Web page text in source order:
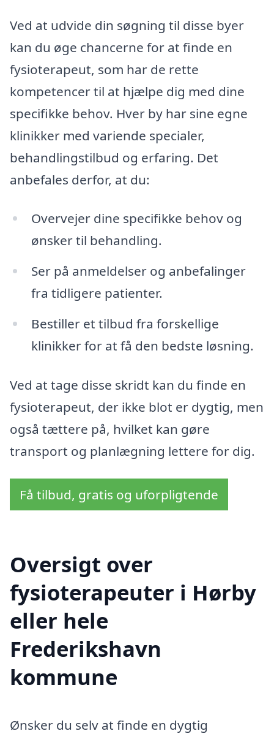
Ved at udvide din søgning til disse byer
kan du øge chancerne for at finde en
fysioterapeut, som har de rette
kompetencer til at hjælpe dig med dine
specifikke behov. Hver by har sine egne
klinikker med variende specialer,
behandlingstilbud og erfaring. Det
anbefales derfor, at du:
Overvejer dine specifikke behov og
ønsker til behandling.
Ser på anmeldelser og anbefalinger
fra tidligere patienter.
Bestiller et tilbud fra forskellige
klinikker for at få den bedste løsning.
Ved at tage disse skridt kan du finde en
fysioterapeut, der ikke blot er dygtig, men
også tættere på, hvilket kan gøre
transport og planlægning lettere for dig.
Få tilbud, gratis og uforpligtende
Oversigt over
fysioterapeuter i Hørby
eller hele
Frederikshavn
kommune
Ønsker du selv at finde en dygtig